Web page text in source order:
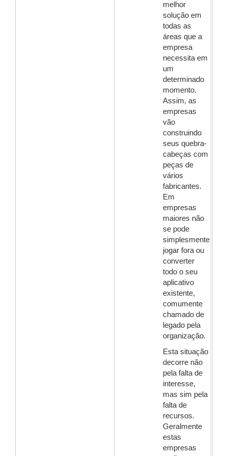
melhor
solução em
todas as
áreas que a
empresa
necessita em
um
determinado
momento.
Assim, as
empresas
vão
construindo
seus quebra-
cabeças com
peças de
vários
fabricantes.
Em
empresas
maiores não
se pode
simplesmente
jogar fora ou
converter
todo o seu
aplicativo
existente,
comumente
chamado de
legado pela
organização.
Esta situação
decorre não
pela falta de
interesse,
mas sim pela
falta de
recursos.
Geralmente
estas
empresas